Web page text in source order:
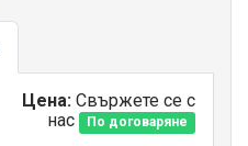
Цена: Свържете се с
нас
По договаряне